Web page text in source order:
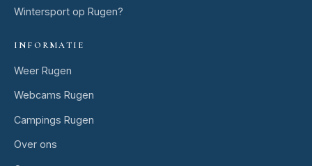
Wintersport op Rugen?
INFORMATIE
Weer Rugen
Webcams Rugen
Campings Rugen
Over ons